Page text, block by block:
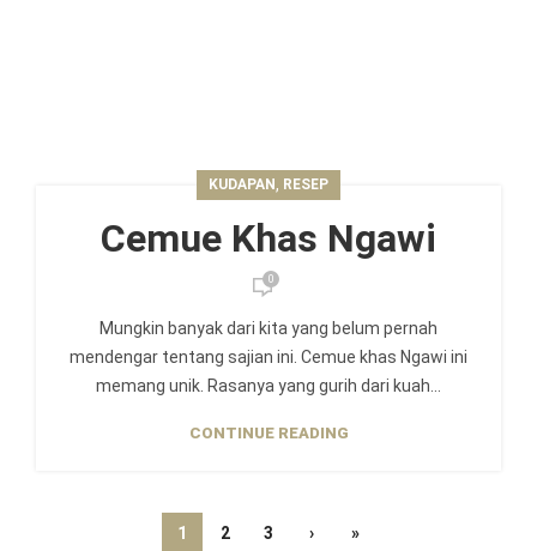
KUDAPAN, RESEP
Cemue Khas Ngawi
0
Mungkin banyak dari kita yang belum pernah
mendengar tentang sajian ini. Cemue khas Ngawi ini
memang unik. Rasanya yang gurih dari kuah...
CONTINUE READING
1 2 3 › »